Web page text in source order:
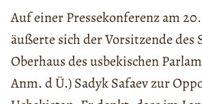
Auf einer Pressekonferenz am
äußerte sich der Vorsitzende des
Oberhaus des usbekischen
Anm. d Ü.) Sadyk Safaev zur